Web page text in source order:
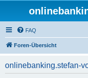
FAQ
Foren-Übersicht
onlinebanking.stefan-